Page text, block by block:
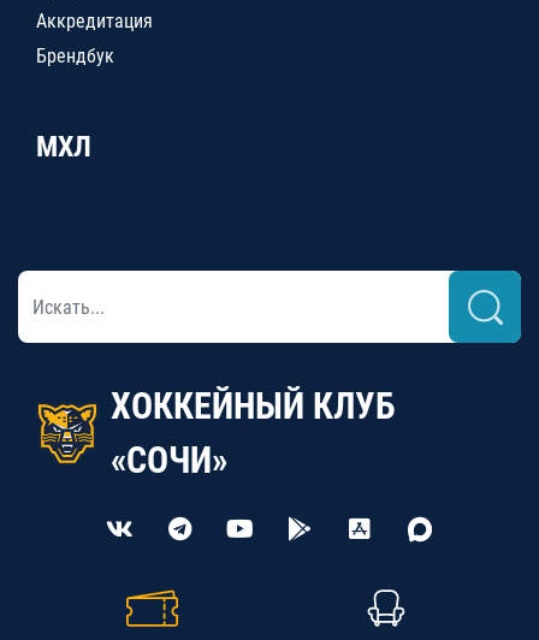
Аккредитация
Брендбук
МХЛ
ХОККЕЙНЫЙ КЛУБ
«СОЧИ»